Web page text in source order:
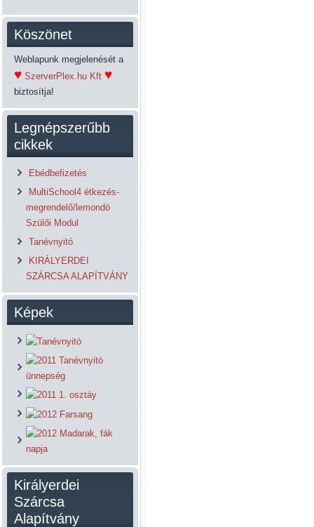
Köszönet
Weblapunk megjelenését a
♥ SzerverPlex.hu Kft ♥
biztosítja!
Legnépszerűbb
cikkek
Ebédbefizetés
MultiSchool4 étkezés-
megrendelő/lemondó
Szülői Modul
Tanévnyitó
KIRÁLYERDEI
SZÁRCSA ALAPÍTVÁNY
Képek
Királyerdei
Szárcsa
Alapítvány